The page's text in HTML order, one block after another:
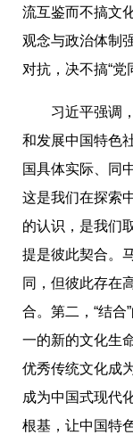
流互鉴而不搞文
观念与政治体制
对抗，决不搞“党
习近平强调
和发展中国特色
国具体实际、同
这是我们在探索
的认识，是我们
提是彼此契合。
同，但彼此存在
合。第二，“结合
一的新的文化生
优秀传统文化成
成为中国式现代
根基，让中国特